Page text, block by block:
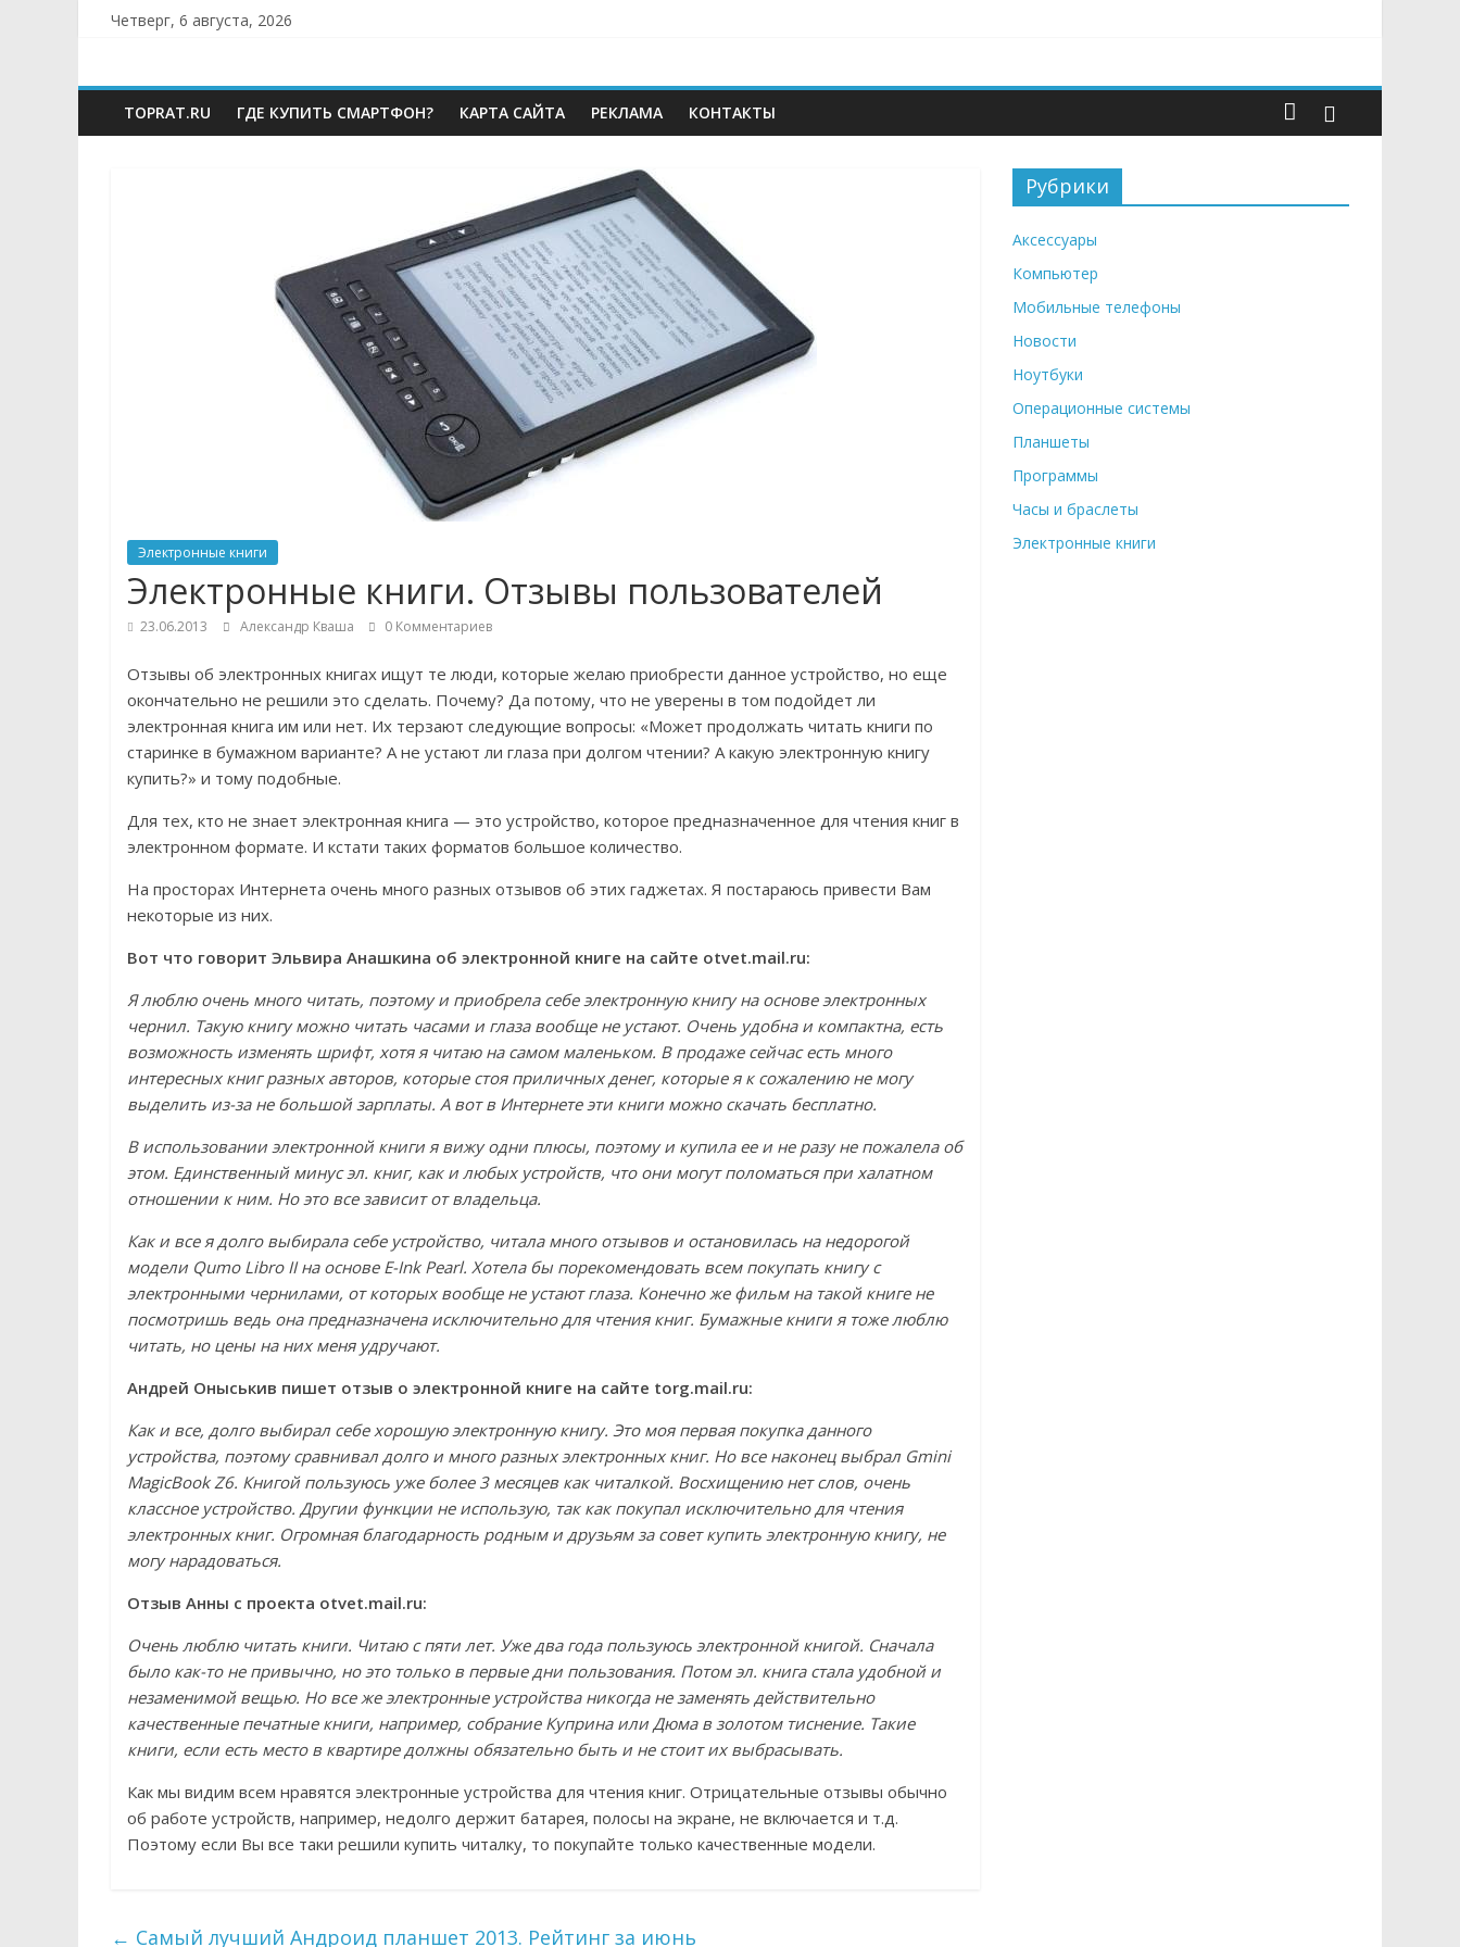
SkipЧетверг, 6 августа, 2026
TOPRAT.RU
—
компьютерах
мобильных
устройствах
Обзоры
ремонт
компьютеров,
гаджетов
другой
электроники
TOPRAT.RU ГДЕ КУПИТЬ СМАРТФОН? КАРТА САЙТА РЕКЛАМА КОНТАКТЫ
Электронные книги
Электронные книги. Отзывы пользователей
23.06.2013 Александр Кваша 0 Комментариев
Отзывы об электронных книгах ищут те люди, которые желаю приобрести данное устройство, но еще
окончательно не решили это сделать. Почему? Да потому, что не уверены в том подойдет ли
электронная книга им или нет. Их терзают следующие вопросы: «Может продолжать читать книги по
старинке в бумажном варианте? А не устают ли глаза при долгом чтении? А какую электронную книгу
купить?» и тому подобные.
Для тех, кто не знает электронная книга — это устройство, которое предназначенное для чтения книг в
электронном формате. И кстати таких форматов большое количество.
На просторах Интернета очень много разных отзывов об этих гаджетах. Я постараюсь привести Вам
некоторые из них.
Вот что говорит Эльвира Анашкина об электронной книге на сайте otvet.mail.ru:
Я люблю очень много читать, поэтому и приобрела себе электронную книгу на основе электронных
чернил. Такую книгу можно читать часами и глаза вообще не устают. Очень удобна и компактна, есть
возможность изменять шрифт, хотя я читаю на самом маленьком. В продаже сейчас есть много
интересных книг разных авторов, которые стоя приличных денег, которые я к сожалению не могу
выделить из-за не большой зарплаты. А вот в Интернете эти книги можно скачать бесплатно.
В использовании электронной книги я вижу одни плюсы, поэтому и купила ее и не разу не пожалела об
этом. Единственный минус эл. книг, как и любых устройств, что они могут поломаться при халатном
отношении к ним. Но это все зависит от владельца.
Как и все я долго выбирала себе устройство, читала много отзывов и остановилась на недорогой
модели Qumo Libro II на основе E-Ink Pearl. Хотела бы порекомендовать всем покупать книгу с
электронными чернилами, от которых вообще не устают глаза. Конечно же фильм на такой книге не
посмотришь ведь она предназначена исключительно для чтения книг. Бумажные книги я тоже люблю
читать, но цены на них меня удручают.
Андрей Оныськив пишет отзыв о электронной книге на сайте torg.mail.ru:
Как и все, долго выбирал себе хорошую электронную книгу. Это моя первая покупка данного
устройства, поэтому сравнивал долго и много разных электронных книг. Но все наконец выбрал Gmini
MagicBook Z6. Книгой пользуюсь уже более 3 месяцев как читалкой. Восхищению нет слов, очень
классное устройство. Другии функции не использую, так как покупал исключительно для чтения
электронных книг. Огромная благодарность родным и друзьям за совет купить электронную книгу, не
могу нарадоваться.
Отзыв Анны с проекта otvet.mail.ru:
Очень люблю читать книги. Читаю с пяти лет. Уже два года пользуюсь электронной книгой. Сначала
было как-то не привычно, но это только в первые дни пользования. Потом эл. книга стала удобной и
незаменимой вещью. Но все же электронные устройства никогда не заменять действительно
качественные печатные книги, например, собрание Куприна или Дюма в золотом тиснение. Такие
книги, если есть место в квартире должны обязательно быть и не стоит их выбрасывать.
Как мы видим всем нравятся электронные устройства для чтения книг. Отрицательные отзывы обычно
об работе устройств, например, недолго держит батарея, полосы на экране, не включается и т.д.
Поэтому если Вы все таки решили купить читалку, то покупайте только качественные модели.
← Самый лучший Андроид планшет 2013. Рейтинг за июнь
Рубрики
Аксессуары
Компьютер
Мобильные телефоны
Новости
Ноутбуки
Операционные системы
Планшеты
Программы
Часы и браслеты
Электронные книги